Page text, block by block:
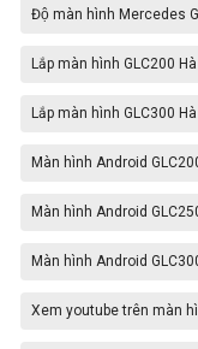
Độ màn hình Mercedes
Lắp màn hình GLC200
Lắp màn hình GLC300
Màn hình Android
Màn hình Android
Màn hình Android
Xem youtube trên màn